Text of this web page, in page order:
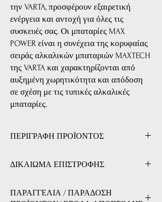
την VARTA, προσφέρουν εξαιρετική
ενέργεια και αντοχή για όλες τις
συσκευές σας. Οι μπαταρίες MAX
POWER είναι η συνέχεια της κορυφαίας
σειράς αλκαλικών μπαταριών MAXTECH
της VARTA και χαρακτηρίζονται από
αυξημένη χωρητικότητα και απόδοση
σε σχέση με τις τυπικές αλκαλικές
μπαταρίες.
ΠΕΡΙΓΡΑΦΗ ΠΡΟΪΟΝΤΟΣ
Κωδικός Παραγωγού:4703
Κωδικός Τύπου:
Πολύ Υψηλή Χωρητικότητα:
ΔΙΚΑΙΩΜΑ ΕΠΙΣΤΡΟΦΗΣ
Εχετε το δικαίωμα να επιστρέψετε τα προιόντα
ΠΑΡΑΓΓΕΛΙΑ / ΠΑΡΑΔΟΣΗ